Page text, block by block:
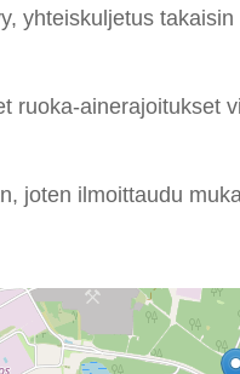
takaisin
ruoka-ainerajoitukset
joten ilmoittaudu